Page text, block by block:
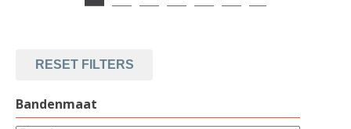
RESET FILTERS
Bandenmaat